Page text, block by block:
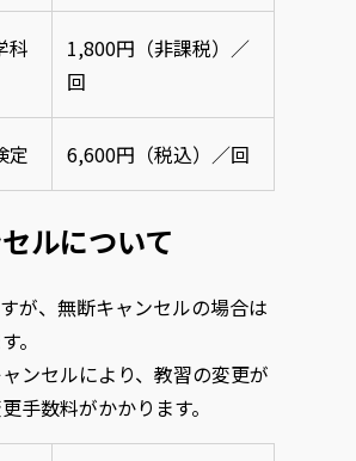
科
1,800円（非課税）／
回
定 6,600円（税込）／回
ルについて
が、無断キャンセルの場合は
。
ンセルにより、教習の変更が
手数料がかかります。